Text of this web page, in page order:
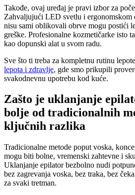
Takođe, ovaj uređaj je pravi izbor za
Zahvaljujući LED svetlu i
nisu sami oblikovali obrve mogu postići
greške. Profesionalne kozmetičarke isto
kao dopunski alat u svom radu.
Sve što ti treba za kompletnu rutinu
lepota i zdravlje, gde smo prikupili
svakodnevnu upotrebu kod kuće.
Zašto je uklanjanje
bolje od tradicionalnih
ključnih razlika
Tradicional­ne metode poput voska,
mogu biti bolne, vremenski zahtevne i
Uklanjanje epilator bezbolno nudi
bez zagrevanja voska, bez traka, bez
za svaki tretman.